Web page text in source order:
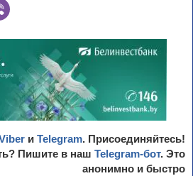
и Telegram. Присоединяйтесь!
Пишите в наш Telegram-бот. Это
анонимно и быстро